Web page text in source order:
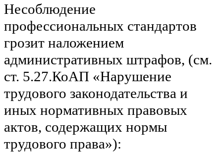
Несоблюдение
профессиональных стандартов
грозит наложением
административных штрафов, (см.
ст. 5.27.КоАП «Нарушение
трудового законодательства и
иных нормативных правовых
актов, содержащих нормы
трудового права»):